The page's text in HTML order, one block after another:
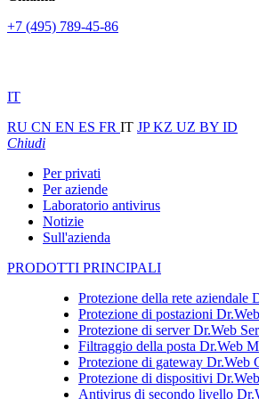
+7 (495) 789-45-86
IT
RU CN EN ES FR IT JPKZ UZ BY ID
Chiudi
Per privati
Per aziende
Laboratorio antivirus
Notizie
Sull'azienda
PRODOTTI PRINCIPALI
Protezione della rete aziendale
Protezione di postazioni
Protezione di serverDr.Web
Filtraggio della posta Dr.Web
Protezione di gateway Dr.Web
Protezione di dispositivi
Antivirus di secondo livello